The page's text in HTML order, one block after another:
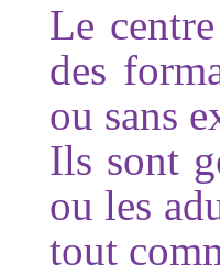
Le
des
ou sans
Ils sont
ou les
tout